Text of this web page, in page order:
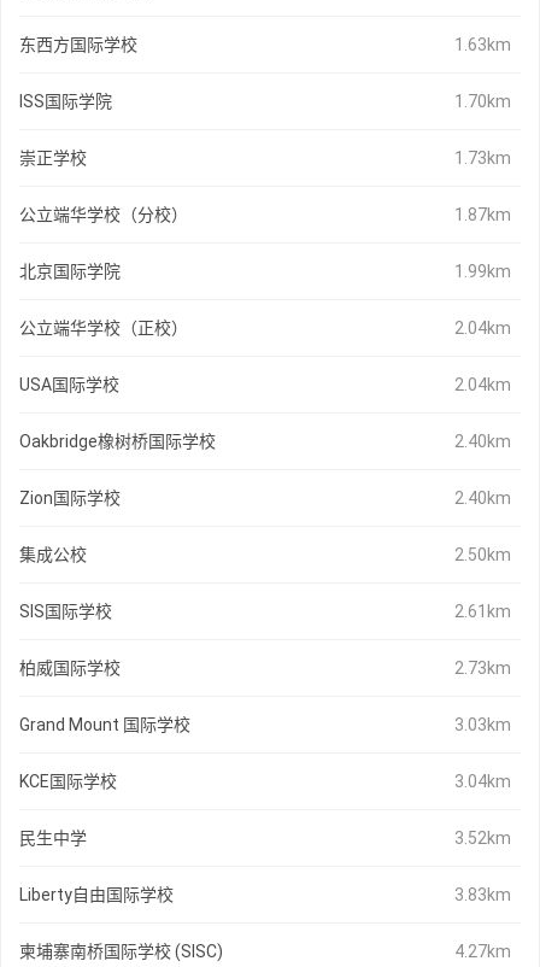
东西方国际学校 1.63km
ISS国际学院 1.70km
崇正学校 1.73km
公立端华学校（分校） 1.87km
北京国际学院 1.99km
公立端华学校（正校） 2.04km
USA国际学校 2.04km
Oakbridge橡树桥国际学校 2.40km
Zion国际学校 2.40km
集成公校 2.50km
SIS国际学校 2.61km
柏威国际学校 2.73km
Grand Mount 国际学校 3.03km
KCE国际学校 3.04km
民生中学 3.52km
Liberty自由国际学校 3.83km
柬埔寨南桥国际学校 (SISC) 4.27km